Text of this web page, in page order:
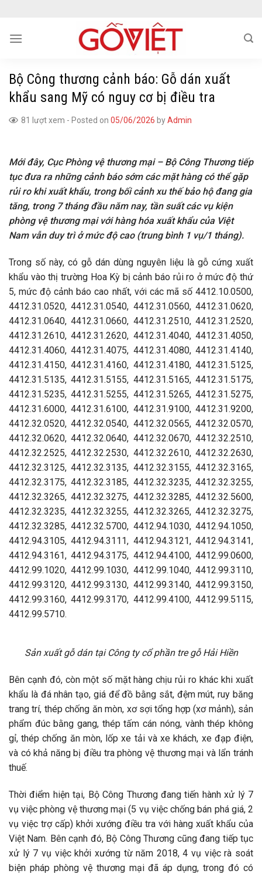
content
Bộ Công thương cảnh báo: Gỗ dán xuất
khẩu sang Mỹ có nguy cơ bị điều tra
81 lượt xem - Posted on 05/06/2026 byAdmin
Mới đây, Cục Phòng vệ thương mại – Bộ Công Thương tiếp
tục đưa ra những cảnh báo sớm các mặt hàng có thể gặp
rủi ro khi xuất khẩu, trong bối cảnh xu thế bảo hộ đang gia
tăng, trong 7 tháng đầu năm nay, tần suất các vụ kiện
phòng vệ thương mại với hàng hóa xuất khẩu của Việt
Nam vẫn duy trì ở mức độ cao (trung bình 1 vụ/1 tháng).
Trong số này, có gỗ dán dùng nguyên liệu là gỗ cứng xuất
khẩu vào thị trường Hoa Kỳ bị cảnh báo rủi ro ở mức độ thứ
5, mức độ cảnh báo cao nhất, với các mã số 4412.10.0500,
4412.31.0520, 4412.31.0540, 4412.31.0560, 4412.31.0620,
4412.31.0640, 4412.31.0660, 4412.31.2510, 4412.31.2520,
4412.31.2610, 4412.31.2620, 4412.31.4040, 4412.31.4050,
4412.31.4060, 4412.31.4075, 4412.31.4080, 4412.31.4140,
4412.31.4150, 4412.31.4160, 4412.31.4180, 4412.31.5125,
4412.31.5135, 4412.31.5155, 4412.31.5165, 4412.31.5175,
4412.31.5235, 4412.31.5255, 4412.31.5265, 4412.31.5275,
4412.31.6000, 4412.31.6100, 4412.31.9100, 4412.31.9200,
4412.32.0520, 4412.32.0540, 4412.32.0565, 4412.32.0570,
4412.32.0620, 4412.32.0640, 4412.32.0670, 4412.32.2510,
4412.32.2525, 4412.32.2530, 4412.32.2610, 4412.32.2630,
4412.32.3125, 4412.32.3135, 4412.32.3155, 4412.32.3165,
4412.32.3175, 4412.32.3185, 4412.32.3235, 4412.32.3255,
4412.32.3265, 4412.32.3275, 4412.32.3285, 4412.32.5600,
4412.32.3235, 4412.32.3255, 4412.32.3265, 4412.32.3275,
4412.32.3285, 4412.32.5700, 4412.94.1030, 4412.94.1050,
4412.94.3105, 4412.94.3111, 4412.94.3121, 4412.94.3141,
4412.94.3161, 4412.94.3175, 4412.94.4100, 4412.99.0600,
4412.99.1020, 4412.99.1030, 4412.99.1040, 4412.99.3110,
4412.99.3120, 4412.99.3130, 4412.99.3140, 4412.99.3150,
4412.99.3160, 4412.99.3170, 4412.99.4100, 4412.99.5115,
4412.99.5710.
Sản xuất gỗ dán tại Công ty cổ phần tre gỗ Hải Hiền
Bên cạnh đó, còn một số mặt hàng chịu rủi ro khác khi xuất
khẩu là đá nhân tạo, giá để đồ bằng sắt, đệm mút, ruy băng
trang trí, thép chống ăn mòn, xơ sợi tổng hợp (xơ mảnh), sản
phẩm đúc bằng gang, thép tấm cán nóng, vành thép không
gỉ, thép chống ăn mòn, lốp xe tải và xe khách, xe đạp điện,
và có khả năng bị điều tra phòng vệ thương mại và lẩn tránh
thuế.
Thời điểm hiện tại, Bộ Công Thương đang tiến hành xử lý 7
vụ việc phòng vệ thương mại (5 vụ việc chống bán phá giá, 2
vụ việc trợ cấp) khởi xướng điều tra với hàng xuất khẩu của
Việt Nam. Bên cạnh đó, Bộ Công Thương cũng đang tiếp tục
xử lý 7 vụ việc khởi xướng từ năm 2018, 4 vụ việc rà soát
biện pháp phòng vệ thương mại đã áp dụng, trong đó có